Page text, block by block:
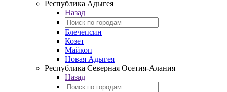
Республика Адыгея
Назад
Блечепсин
Козет
Майкоп
Новая Адыгея
Республика Северная Осетия-Алания
Назад